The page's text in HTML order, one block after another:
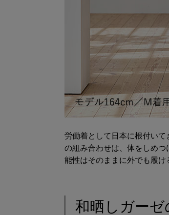
労働着として日本に根付い
の組み合わせは、体をしめ
能性はそのままに外でも履け
和晒しガー